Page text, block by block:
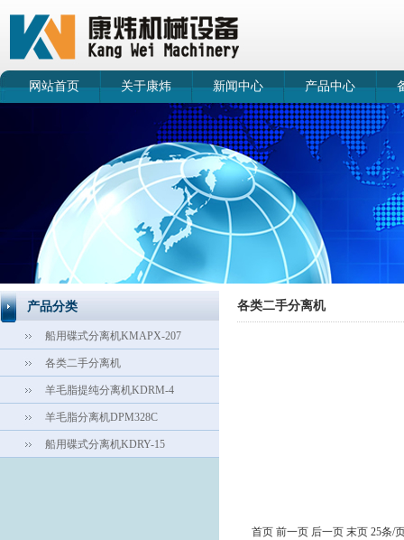
网站首页 关于康炜 新闻中心 产品中心
产品分类
船用碟式分离机KMAPX-207
各类二手分离机
羊毛脂提纯分离机KDRM-4
羊毛脂分离机DPM328C
船用碟式分离机KDRY-15
各类二手分离机
首页 前一页 后一页 末页 25条/